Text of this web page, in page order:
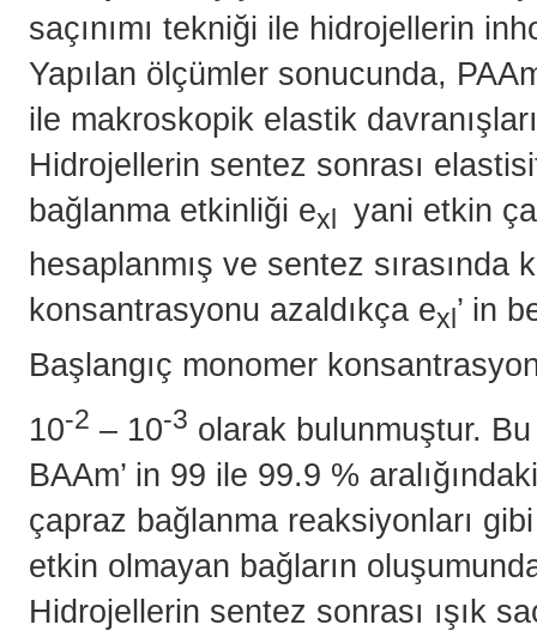
saçınımı tekniği ile hidrojellerin
Yapılan ölçümler sonucunda,
ile makroskopik elastik
Hidrojellerin sentez sonrası
bağlanma etkinliği exl
yani etkin
hesaplanmış ve sentez sırasında
konsantrasyonu azaldıkça exl ’ in
Başlangıç monomer
10-2 – 10-3 olarak bulunmuştur.
BAAm’ in 99 ile 99.9 %
çapraz bağlanma reaksiyonları
etkin olmayan bağların
Hidrojellerin sentez sonrası ışık